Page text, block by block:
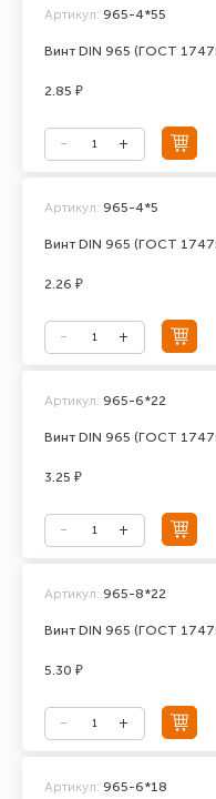
Винт DIN 965 (ГОСТ
Артикул: 965-4*55
2.85 ₽
Винт DIN 965 (ГОСТ
Артикул: 965-4*5
2.26 ₽
Винт DIN 965 (ГОСТ
Артикул: 965-6*22
3.25 ₽
Винт DIN 965 (ГОСТ
Артикул: 965-8*22
5.30 ₽
Артикул: 965-6*18